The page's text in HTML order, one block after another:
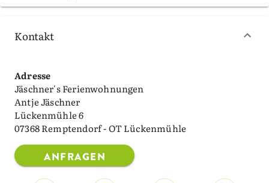
Kontakt
Adresse
Jäschner's Ferienwohnungen
Antje Jäschner
Lückenmühle 6
07368 Remptendorf - OT Lückenmühle
ANFRAGEN